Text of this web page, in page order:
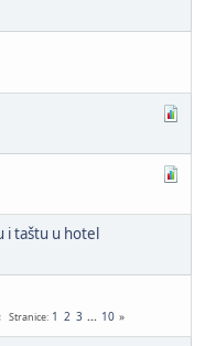
i taštu u hotel
Stranice 1 2 3 ... 10